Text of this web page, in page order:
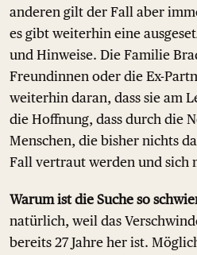
anderen gilt der Fall aber
es gibt weiterhin eine
und Hinweise. Die Familie
Freundinnen oder die Ex-
weiterhin daran, dass sie am
die Hoffnung, dass durch die
Menschen, die bisher nichts
Fall vertraut werden und sich
Warum ist die Suche so
natürlich, weil das
bereits 27 Jahre her ist.